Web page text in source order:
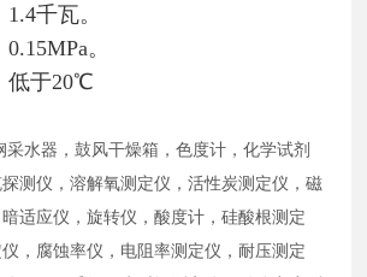
千瓦。
。
低于20℃
采水器，鼓风干燥箱，色度计，化学试剂
测仪，溶解氧测定仪，活性炭测定仪，磁
适应仪，旋转仪，酸度计，硅酸根测定
，腐蚀率仪，电阻率测定仪，耐压测定